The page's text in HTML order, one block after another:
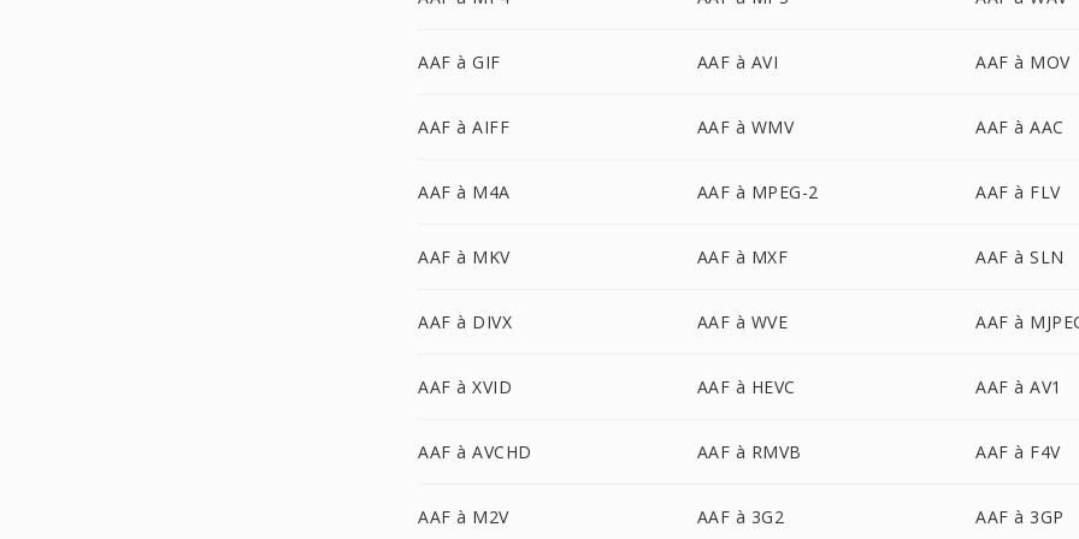
AAF à GIF AAF à AVI AAF à MOV
AAF à AIFF AAF à WMV AAF à AAC
AAF à M4A AAF à MPEG-2 AAF à FLV
AAF à MKV AAF à MXF AAF à SLN
AAF à DIVX AAF à WVE AAF à
AAF à XVID AAF à HEVC AAF à AV1
AAF à AVCHD AAF à RMVB AAF à F4V
AAF à M2V AAF à 3G2 AAF à 3GP